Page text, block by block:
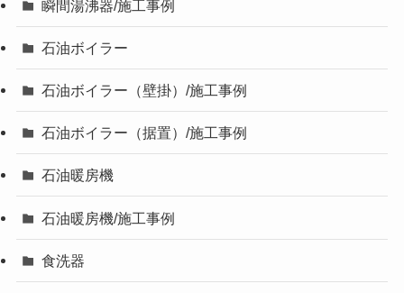
瞬間湯沸器/施工事例
石油ボイラー
石油ボイラー（壁掛）/施工事例
石油ボイラー（据置）/施工事例
石油暖房機
石油暖房機/施工事例
食洗器